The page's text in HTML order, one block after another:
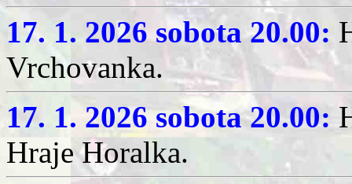
17. 1. 2026 sobota 20.00:
Vrchovanka.
17. 1. 2026 sobota 20.00:
Hraje Horalka.